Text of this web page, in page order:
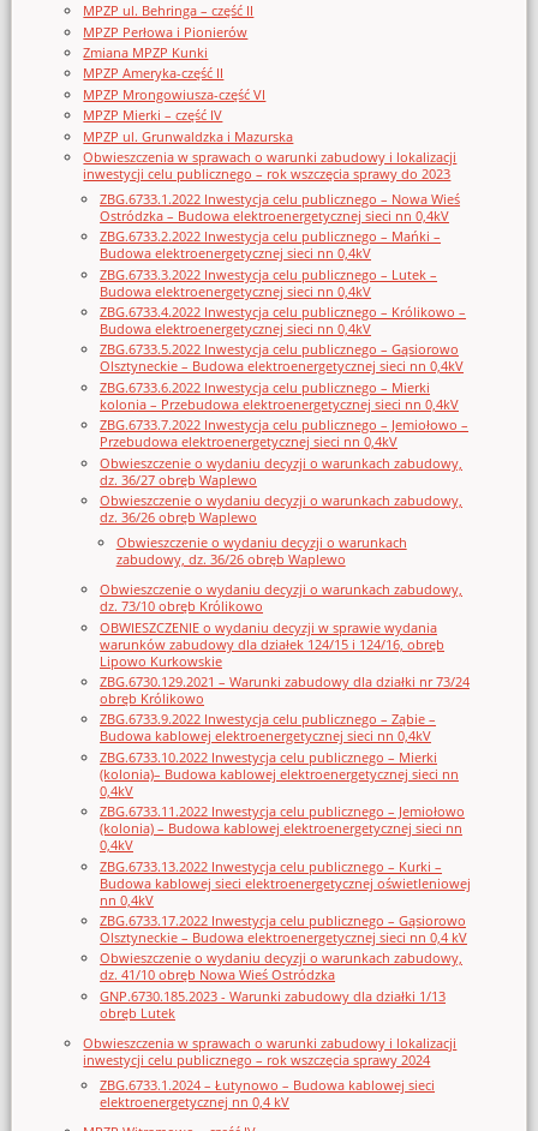
MPZP ul. Behringa – część II
MPZP Perłowa i Pionierów
Zmiana MPZP Kunki
MPZP Ameryka-część II
MPZP Mrongowiusza-część VI
MPZP Mierki – część IV
MPZP ul. Grunwaldzka i Mazurska
Obwieszczenia w sprawach o warunki zabudowy i lokalizacji
inwestycji celu publicznego – rok wszczęcia sprawy do 2023
ZBG.6733.1.2022 Inwestycja celu publicznego – Nowa Wieś
Ostródzka – Budowa elektroenergetycznej sieci nn 0,4kV
ZBG.6733.2.2022 Inwestycja celu publicznego – Mańki –
Budowa elektroenergetycznej sieci nn 0,4kV
ZBG.6733.3.2022 Inwestycja celu publicznego – Lutek –
Budowa elektroenergetycznej sieci nn 0,4kV
ZBG.6733.4.2022 Inwestycja celu publicznego – Królikowo –
Budowa elektroenergetycznej sieci nn 0,4kV
ZBG.6733.5.2022 Inwestycja celu publicznego – Gąsiorowo
Olsztyneckie – Budowa elektroenergetycznej sieci nn 0,4kV
ZBG.6733.6.2022 Inwestycja celu publicznego – Mierki
kolonia – Przebudowa elektroenergetycznej sieci nn 0,4kV
ZBG.6733.7.2022 Inwestycja celu publicznego – Jemiołowo –
Przebudowa elektroenergetycznej sieci nn 0,4kV
Obwieszczenie o wydaniu decyzji o warunkach zabudowy,
dz. 36/27 obręb Waplewo
Obwieszczenie o wydaniu decyzji o warunkach zabudowy,
dz. 36/26 obręb Waplewo
Obwieszczenie o wydaniu decyzji o warunkach
zabudowy, dz. 36/26 obręb Waplewo
Obwieszczenie o wydaniu decyzji o warunkach zabudowy,
dz. 73/10 obręb Królikowo
OBWIESZCZENIE o wydaniu decyzji w sprawie wydania
warunków zabudowy dla działek 124/15 i 124/16, obręb
Lipowo Kurkowskie
ZBG.6730.129.2021 – Warunki zabudowy dla działki nr 73/24
obręb Królikowo
ZBG.6733.9.2022 Inwestycja celu publicznego – Ząbie –
Budowa kablowej elektroenergetycznej sieci nn 0,4kV
ZBG.6733.10.2022 Inwestycja celu publicznego – Mierki
(kolonia)– Budowa kablowej elektroenergetycznej sieci nn
0,4kV
ZBG.6733.11.2022 Inwestycja celu publicznego – Jemiołowo
(kolonia) – Budowa kablowej elektroenergetycznej sieci nn
0,4kV
ZBG.6733.13.2022 Inwestycja celu publicznego – Kurki –
Budowa kablowej sieci elektroenergetycznej oświetleniowej
nn 0,4kV
ZBG.6733.17.2022 Inwestycja celu publicznego – Gąsiorowo
Olsztyneckie – Budowa elektroenergetycznej sieci nn 0,4 kV
Obwieszczenie o wydaniu decyzji o warunkach zabudowy,
dz. 41/10 obręb Nowa Wieś Ostródzka
GNP.6730.185.2023 - Warunki zabudowy dla działki 1/13
obręb Lutek
Obwieszczenia w sprawach o warunki zabudowy i lokalizacji
inwestycji celu publicznego – rok wszczęcia sprawy 2024
ZBG.6733.1.2024 – Łutynowo – Budowa kablowej sieci
elektroenergetycznej nn 0,4 kV